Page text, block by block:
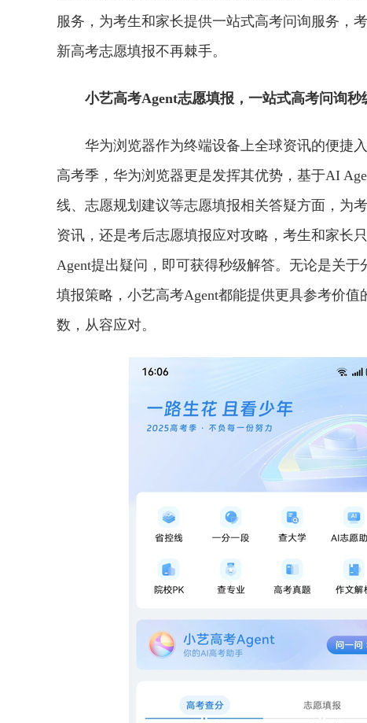
服务，为考生和家长提供一站式高考问询服务，
新高考志愿填报不再棘手。
小艺高考Agent志愿填报，一站式高考问询秒
华为浏览器作为终端设备上全球资讯的便捷
高考季，华为浏览器更是发挥其优势，基于AI
线、志愿规划建议等志愿填报相关答疑方面，为
资讯，还是考后志愿填报应对攻略，考生和家长
Agent提出疑问，即可获得秒级解答。无论是关
填报策略，小艺高考Agent都能提供更具参考价
数，从容应对。